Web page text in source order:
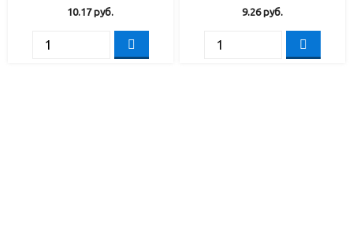
10.17руб. 9.26руб.